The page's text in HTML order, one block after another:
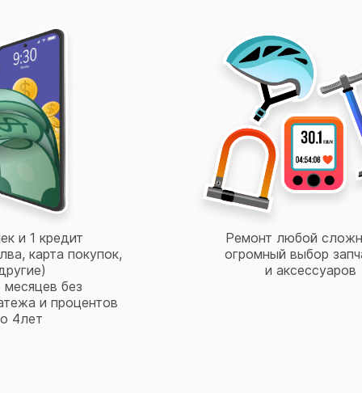
и 1 кредит
карта покупок,
без
и процентов
4лет
Ремонт любой
огромный выбор
и аксессуаров